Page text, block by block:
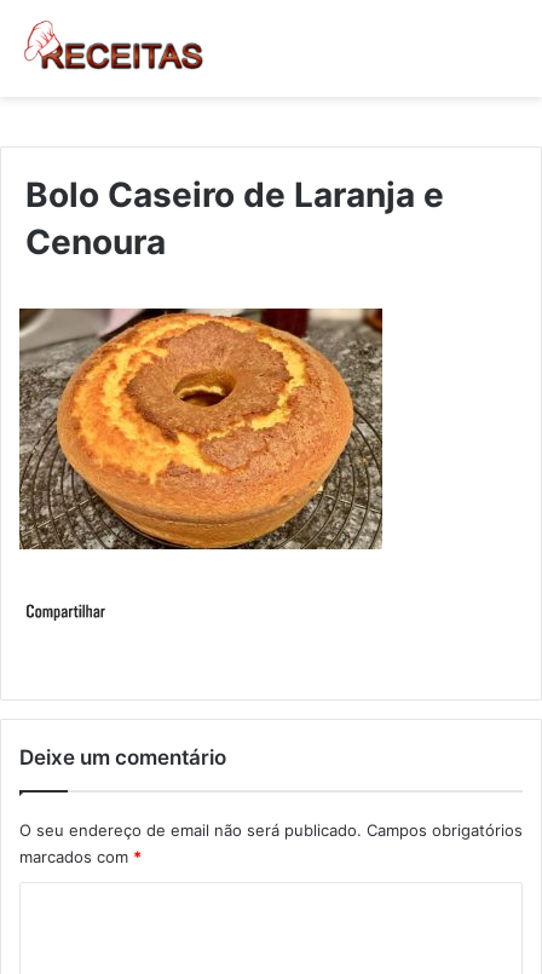
Bolo Caseiro de Laranja e
Cenoura
Deixe um comentário
O seu endereço de email não será publicado. Campos obrigatórios
marcados com *